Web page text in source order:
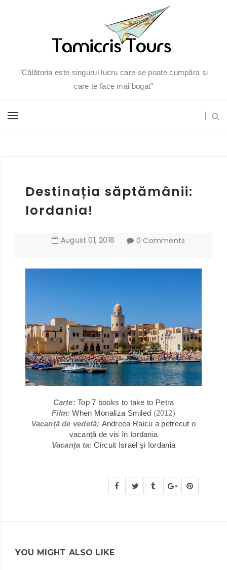
"Călătoria este singurul lucru care se poate cumpăra și
care te face mai bogat"
Destinația săptămânii:
Iordania!
August 01,2018 0 Comments
Carte: Top 7 books to take to Petra
Film: When Monaliza Smiled (2012)
Vacanță de vedetă: Andreea Raicu a petrecut o
vacanță de vis în Iordania
Vacanța ta:Circuit Israel și Iordania
YOU MIGHT ALSO LIKE